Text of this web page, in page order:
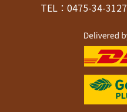
TEL：0475-34-3127